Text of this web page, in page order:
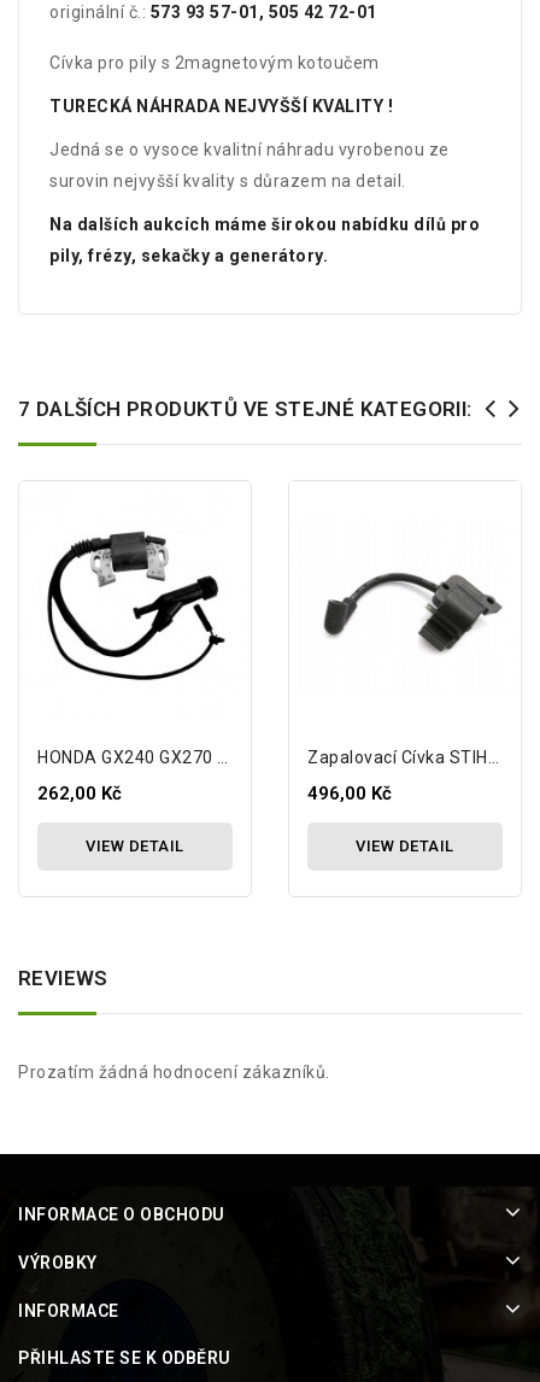
originální č.: 573 93 57-01, 505 42 72-01
Cívka pro pily s 2magnetovým kotoučem
TURECKÁ NÁHRADA NEJVYŠŠÍ KVALITY !
Jedná se o vysoce kvalitní náhradu vyrobenou ze
surovin nejvyšší kvality s důrazem na detail.
Na dalších aukcích máme širokou nabídku dílů pro
pily, frézy, sekačky a generátory.
7 DALŠÍCH PRODUKTŮ VE STEJNÉ KATEGORII:
262,00 Kč
VIEW DETAIL
496,00 Kč
VIEW DETAIL
REVIEWS
Prozatím žádná hodnocení zákazníků.
INFORMACE O OBCHODU
VÝROBKY
INFORMACE
PŘIHLASTE SE K ODBĚRU